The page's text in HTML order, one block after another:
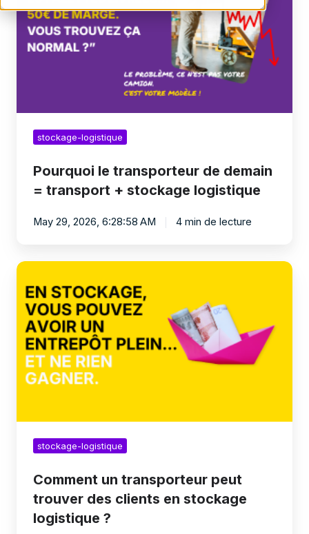
demain
transport
stockage-logistique
Pourquoi le transporteur de demain
= transport + stockage logistique
May 29, 2026, 6:28:58 AM 4 min de lecture
Comment
un
transporteur
peut
trouver
des
clients
en
stockage
stockage-logistique
Comment un transporteur peut
trouver des clients en stockage
logistique ?